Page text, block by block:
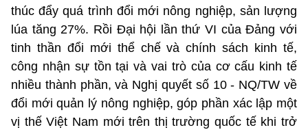
thúc đẩy quá trình đổi mới nông nghiệp, sản lượng
lúa tăng 27%. Rồi Đại hội lần thứ VI của Đảng với
tinh thần đổi mới thể chế và chính sách kinh tế,
công nhận sự tồn tại và vai trò của cơ cấu kinh tế
nhiều thành phần, và Nghị quyết số 10 - NQ/TW về
đổi mới quản lý nông nghiệp, góp phần xác lập một
vị thế Việt Nam mới trên thị trường quốc tế khi trở